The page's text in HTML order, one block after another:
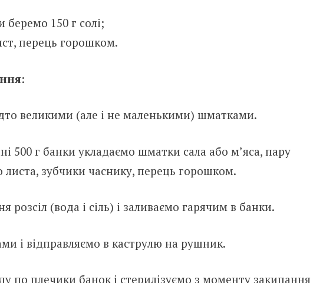
беремо 150 г солі;
перець горошком.
:
великими (але і не маленькими) шматками.
500 г банки укладаємо шматки сала або м’яса, пару
листа, зубчики часнику, перець горошком.
розсіл (вода і сіль) і заливаємо гарячим в банки.
і відправляємо в каструлю на рушник.
по плечики банок і стерилізуємо з моменту закипання